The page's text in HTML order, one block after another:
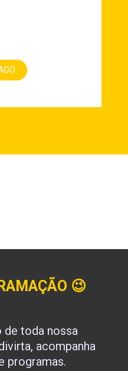
😉
de toda nossa
acompanha
programas.